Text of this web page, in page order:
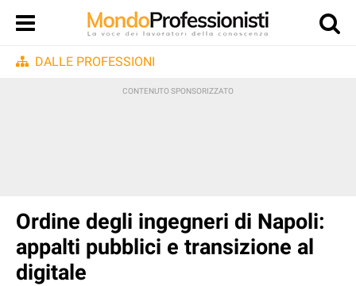
DALLE PROFESSIONI
Ordine degli ingegneri di Napoli:
appalti pubblici e transizione al
digitale